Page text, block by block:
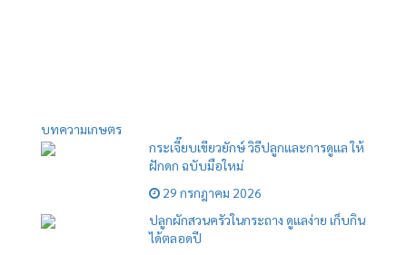
บทความเกษตร
กระเจี๊ยบเขียวยักษ์ วิธีปลูกและการดูแล ให้
ฝักดก ฉบับมือใหม่
29 กรกฎาคม 2026
ปลูกผักสวนครัวในกระถาง ดูแลง่าย เก็บกิน
ได้ตลอดปี